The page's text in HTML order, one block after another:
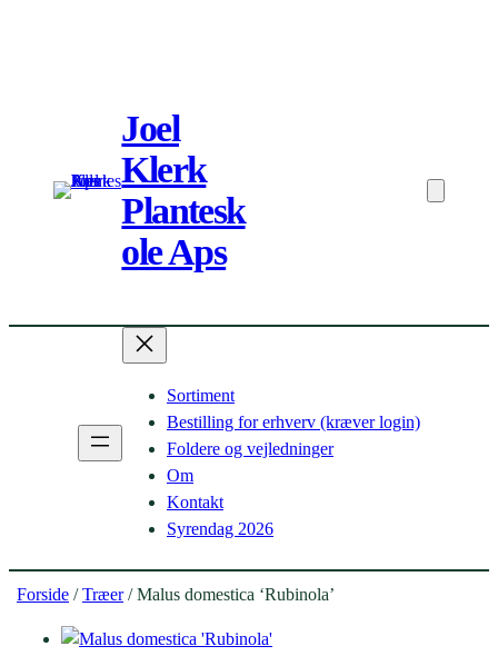
Joel
Klerk
Plantesk
ole Aps
Sortiment
Bestilling for erhverv (kræver login)
Foldere og vejledninger
Om
Kontakt
Syrendag 2026
Forside /Træer/ Malus domestica ‘Rubinola’